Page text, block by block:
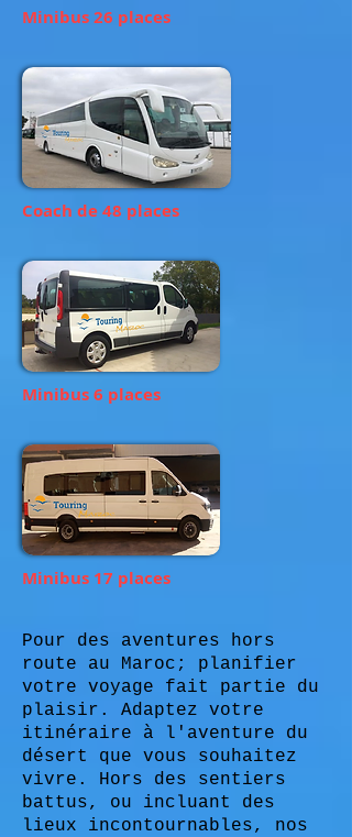
Minibus 26 places
Coach de 48 places
Minibus 6 places
Minibus 17 places
Pour des aventures hors
route au Maroc; planifier
votre voyage fait partie du
plaisir. Adaptez votre
itinéraire à l'aventure du
désert que vous souhaitez
vivre. Hors des sentiers
battus, ou incluant des
lieux incontournables, nos